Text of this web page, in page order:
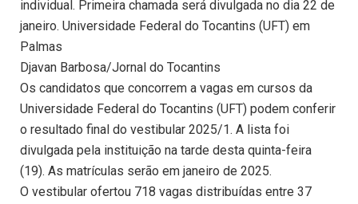
individual. Primeira chamada será divulgada no dia 22 de
janeiro. Universidade Federal do Tocantins (UFT) em
Palmas
Djavan Barbosa/Jornal do Tocantins
Os candidatos que concorrem a vagas em cursos da
Universidade Federal do Tocantins (UFT) podem conferir
o resultado final do vestibular 2025/1. A lista foi
divulgada pela instituição na tarde desta quinta-feira
(19). As matrículas serão em janeiro de 2025.
O vestibular ofertou 718 vagas distribuídas entre 37